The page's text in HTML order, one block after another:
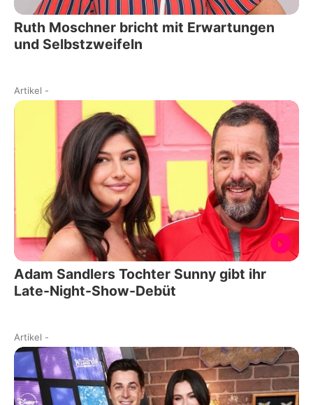
Ruth Moschner bricht mit Erwartungen
und Selbstzweifeln
Artikel -
Adam Sandlers Tochter Sunny gibt ihr
Late-Night-Show-Debüt
Artikel -